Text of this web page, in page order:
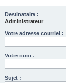
Destinataire :
Administrateur
Votre adresse courriel :
Votre nom :
Sujet :